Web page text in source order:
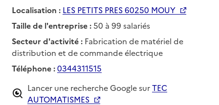
Localisation : LES PETITS PRES 60250 MOUY
Taille de l'entreprise : 50 à 99 salariés
Secteur d'activité : Fabrication de matériel de
distribution et de commande électrique
Téléphone :0344311515
Lancer une recherche Google surTEC
AUTOMATISMES